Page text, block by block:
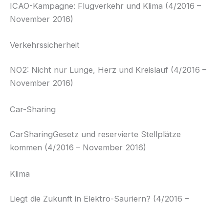
ICAO-Kampagne: Flugverkehr und Klima (4/2016 –
November 2016)
Verkehrssicherheit
NO2: Nicht nur Lunge, Herz und Kreislauf (4/2016 –
November 2016)
Car-Sharing
CarSharingGesetz und reservierte Stellplätze
kommen (4/2016 – November 2016)
Klima
Liegt die Zukunft in Elektro-Sauriern? (4/2016 –